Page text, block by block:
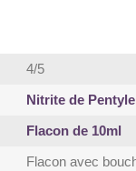
4/5
Nitrite de Pentyle
Flacon de 10ml
Flacon avec